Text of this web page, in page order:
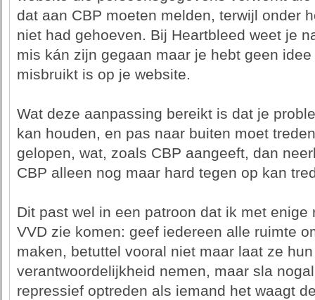
dat aan CBP moeten melden, terwijl onder
niet had gehoeven. Bij Heartbleed weet je
mis kán zijn gegaan maar je hebt geen
misbruikt is op je website.
Wat deze aanpassing bereikt is dat je
kan houden, en pas naar buiten moet
gelopen, wat, zoals CBP aangeeft, dan
CBP alleen nog maar hard tegen op kan
Dit past wel in een patroon dat ik met
VVD zie komen: geef iedereen alle ruimte
maken, betuttel vooral niet maar laat ze
verantwoordelijkheid nemen, maar sla
repressief optreden als iemand het waagt